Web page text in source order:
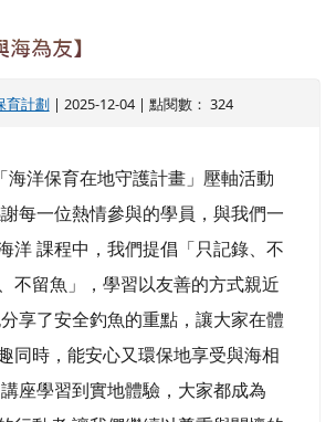
海為友】
育計劃| 2025-12-04 | 點閱數： 324
海洋保育在地守護計畫」壓軸活動
每一位熱情參與的學員，與我們一
洋 課程中，我們提倡「只記錄、不
不留魚」，學習以友善的方式親近
享了安全釣魚的重點，讓大家在體
同時，能安心又環保地享受與海相
座學習到實地體驗，大家都成為